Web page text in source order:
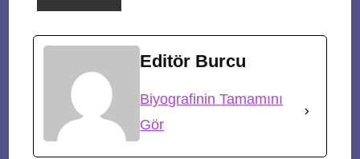
Editör Burcu
Biyografinin Tamamını
Gör